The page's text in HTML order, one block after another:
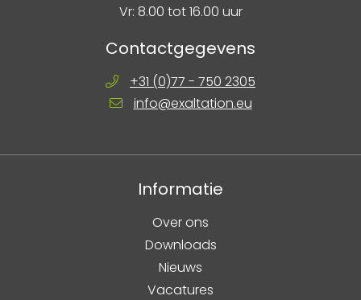
Vr: 8.00 tot 16.00 uur
Contactgegevens
+31 (0)77 - 750 2305
info@exaltation.eu
Informatie
Over ons
Downloads
Nieuws
Vacatures